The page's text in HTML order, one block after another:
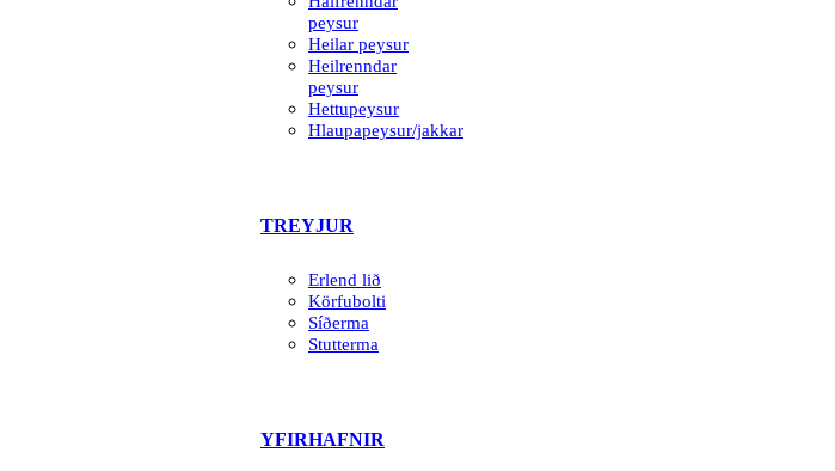
peysur
Heilar peysur
Heilrenndar
peysur
Hettupeysur
Hlaupapeysur/jakkar
TREYJUR
Erlend lið
Körfubolti
Síðerma
Stutterma
YFIRHAFNIR